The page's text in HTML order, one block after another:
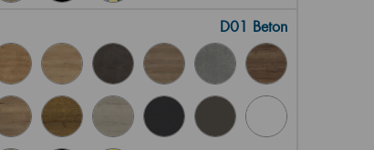
D01 Beton